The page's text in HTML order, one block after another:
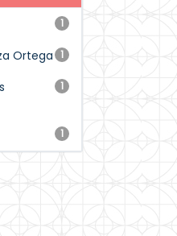
1
1
Ortega
1
1